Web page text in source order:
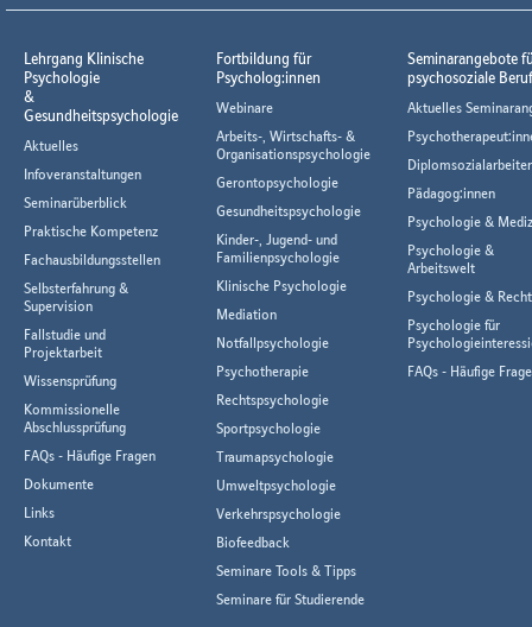
Lehrgang Klinische
Psychologie
&
Gesundheitspsychologie
Aktuelles
Infoveranstaltungen
Seminarüberblick
Praktische Kompetenz
Fachausbildungsstellen
Selbsterfahrung &
Supervision
Fallstudie und
Projektarbeit
Wissensprüfung
Kommissionelle
Abschlussprüfung
FAQs - Häufige Fragen
Dokumente
Links
Kontakt
Fortbildung für
Psycholog:innen
Webinare
Arbeits-, Wirtschafts- &
Organisationspsychologie
Gerontopsychologie
Gesundheitspsychologie
Kinder-, Jugend- und
Familienpsychologie
Klinische Psychologie
Mediation
Notfallpsychologie
Psychotherapie
Rechtspsychologie
Sportpsychologie
Traumapsychologie
Umweltpsychologie
Verkehrspsychologie
Biofeedback
Seminare Tools & Tipps
Seminare für Studierende
Seminarangebote
psychosoziale
Aktuelles
Pädagog:innen
Psychologie &
Psychologie &
Arbeitswelt
Psychologie & Recht
Psychologie für
FAQs - Häufige